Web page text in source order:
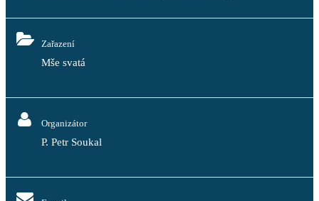
Zařazení
Mše svatá
Organizátor
P. Petr Soukal